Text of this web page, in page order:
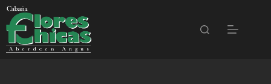
Saltar
contenido